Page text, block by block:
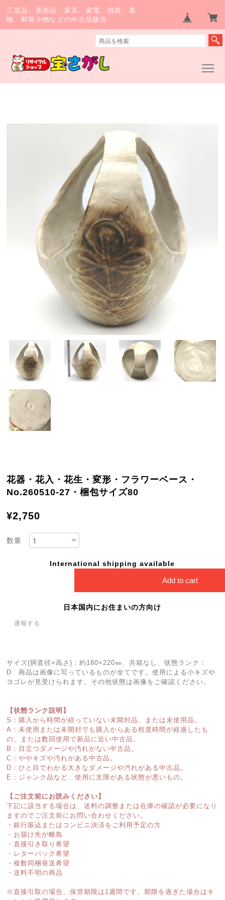
工芸品、美術品、家具、家電、雑貨、着
物、和装小物などの中古品販売
花器・花入・花生・変形・フラワーベース・
No.260510-27・梱包サイズ80
¥2,750
数量
International shipping available
Add to cart
日本国内にお住まいの方向け
通報する
サイズ(胴直径×高さ)：約180×220㎜、共箱なし、状態ランク：
D 商品は画像に写っているものが全てです。使用による小キズや
ヨゴレが見受けられます。その他状態は画像をご確認ください。
【状態ランク説明】
S：購入から時間が経っていない未開封品、または未使用品。
A：未使用または未開封でも購入からある程度時間が経過したも
の、または数回使用で新品に近い中古品。
B：目立つダメージや汚れがない中古品。
C：ややキズや汚れがある中古品。
D：ひと目でわかる大きなダメージや汚れがある中古品。
E：ジャンク品など、使用に支障がある状態が悪いもの。
【ご注文前にお読みください】
下記に該当する場合は、送料の調整または在庫の確認が必要になり
ますのでご注文前にお問い合わせください。
・銀行振込またはコンビニ決済をご利用予定の方
・お届け先が離島
・直接引き取り希望
・レターパック希望
・複数同梱発送希望
・送料不明の商品
※直接引取の場合、保管期限は1週間です。期限を過ぎた場合はキ